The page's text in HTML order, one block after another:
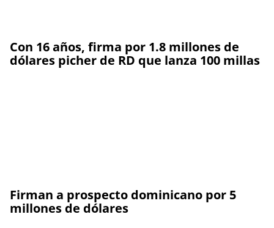
Con 16 años, firma por 1.8 millones de
dólares picher de RD que lanza 100 millas
Firman a prospecto dominicano por 5
millones de dólares